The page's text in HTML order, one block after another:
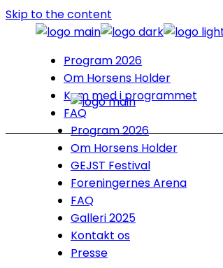
Skip to the content
Program 2026
Om Horsens Holder
Kom med i programmet
FAQ
Program 2026
Om Horsens Holder
GEJST Festival
Foreningernes Arena
FAQ
Galleri 2025
Kontakt os
Presse